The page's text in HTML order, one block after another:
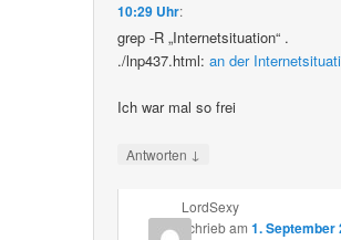
10:29 Uhr:
grep -R „Internetsituation“ .
./lnp437.html:an der
Ich war mal so frei
Antworten ↓
LordSexy
schriebam 1. September